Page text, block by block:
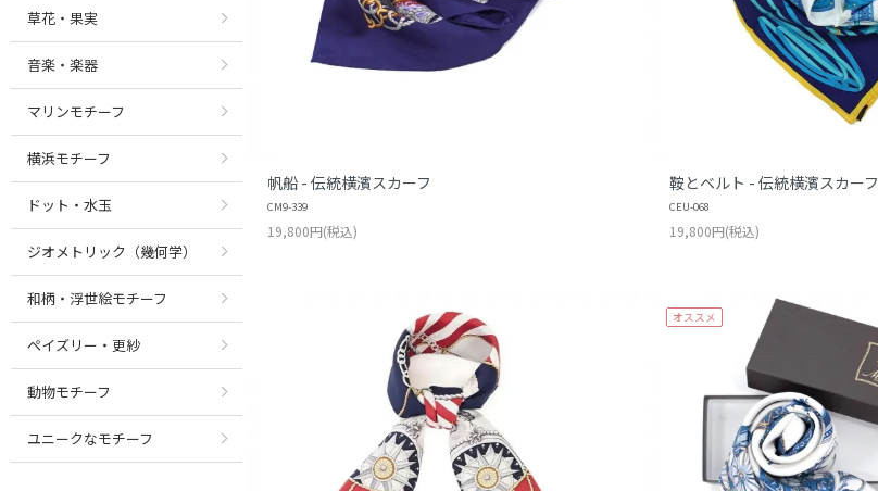
帆船 - 伝統横濱スカーフ
CM9-339
19,800円(税込)
鞍とベルト - 伝統横濱スカーフ
CEU-068
19,800円(税込)
オススメ
草花・果実
音楽・楽器
マリンモチーフ
横浜モチーフ
ドット・水玉
ジオメトリック（幾何学）
和柄・浮世絵モチーフ
ペイズリー・更紗
動物モチーフ
ユニークなモチーフ